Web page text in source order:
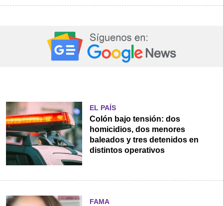
EL PAÍS
Colón bajo tensión: dos
homicidios, dos menores
baleados y tres detenidos en
distintos operativos
FAMA